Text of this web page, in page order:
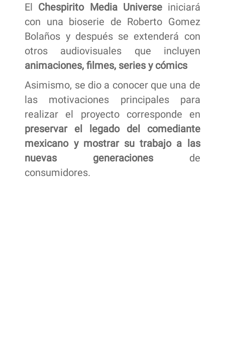
El Chespirito Media Universeiniciará
con una bioserie de Roberto Gomez
Bolaños y después se extenderá con
otros audiovisuales que incluyen
animaciones, filmes, series y cómics
Asimismo, se dio a conocer que una de
las motivaciones principales para
realizar el proyecto corresponde en
preservar el legado del comediante
mexicano y mostrar su trabajo a las
nuevas generaciones de
consumidores.